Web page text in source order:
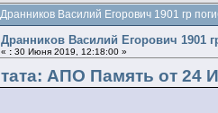
Василий Егорович 1901 гр
Дранников Василий Егорович 1901
« : 30 Июня 2019, 12:18:00 »
АПО Память от 24